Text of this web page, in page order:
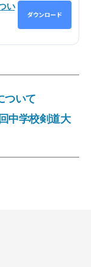
い
ダウンロード
ついて
中学校剣道大